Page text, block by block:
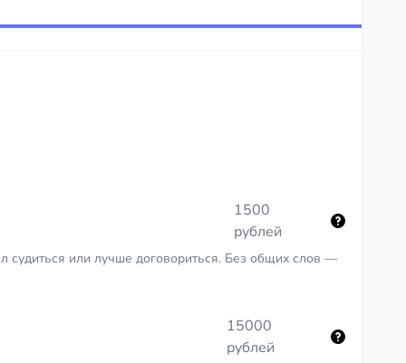
1500
рублей
судиться или лучше договориться. Без общих слов —
15000
рублей